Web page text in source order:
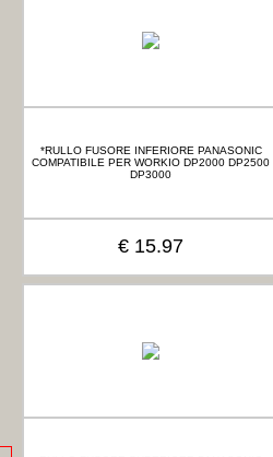
*RULLO FUSORE INFERIORE PANASONIC
COMPATIBILE PER WORKIO DP2000 DP2500
DP3000
€ 15.97